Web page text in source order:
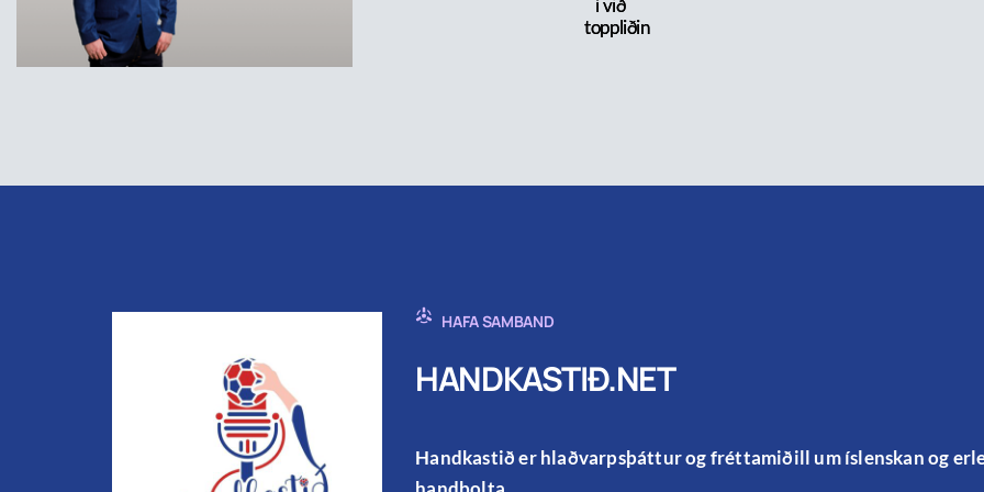
í við
toppliðin
HAFA SAMBAND
HANDKASTIÐ.NET
Handkastið er hlaðvarpsþáttur og fréttamiðill um íslenskan og